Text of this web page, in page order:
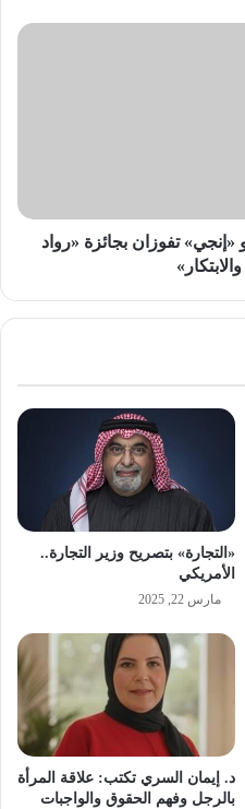
تفوزان بجائزة «رواد
«التجارة» بتصريح وزير التجارة..
الأمريكي
مارس 22, 2025
د. إيمان السري تكتب: علاقة المرأة
بالرجل وفهم الحقوق والواجبات